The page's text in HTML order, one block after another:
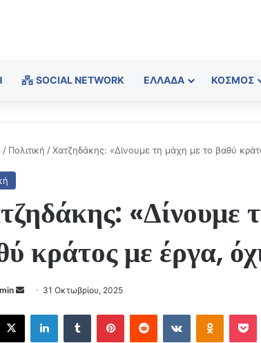
SOCIAL NETWORK ΕΛΛΆΔΑ ΚΌΣΜΟΣ
/ Πολιτική /Χατζηδάκης: «Δίνουμε τη μάχη με το βαθύ
«Δίνουμε
κράτος με έργα,
Send
email
31 Οκτωβρίου, 2025
X LinkedInTumblr PinterestReddit VKontakte